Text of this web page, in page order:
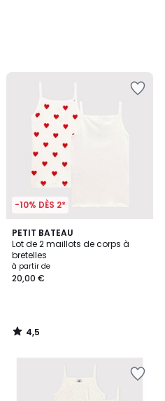
-10% DÈS 2*
PETIT BATEAU
Lot de 2 maillots de corps à
bretelles
à partir de
20,00 €
4,5
/ 5
4,5
/